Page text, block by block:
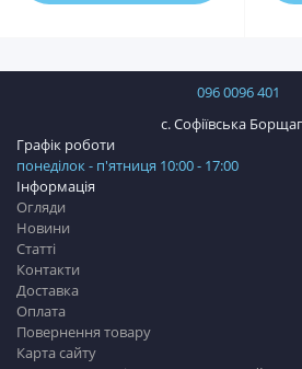
096 0096 401
с. Софіївська
Інформація
Огляди
Новини
Статті
Контакти
Доставка
Оплата
Повернення товару
Карта сайту
Графік роботи
понеділок - п'ятниця 10:00 - 17:00